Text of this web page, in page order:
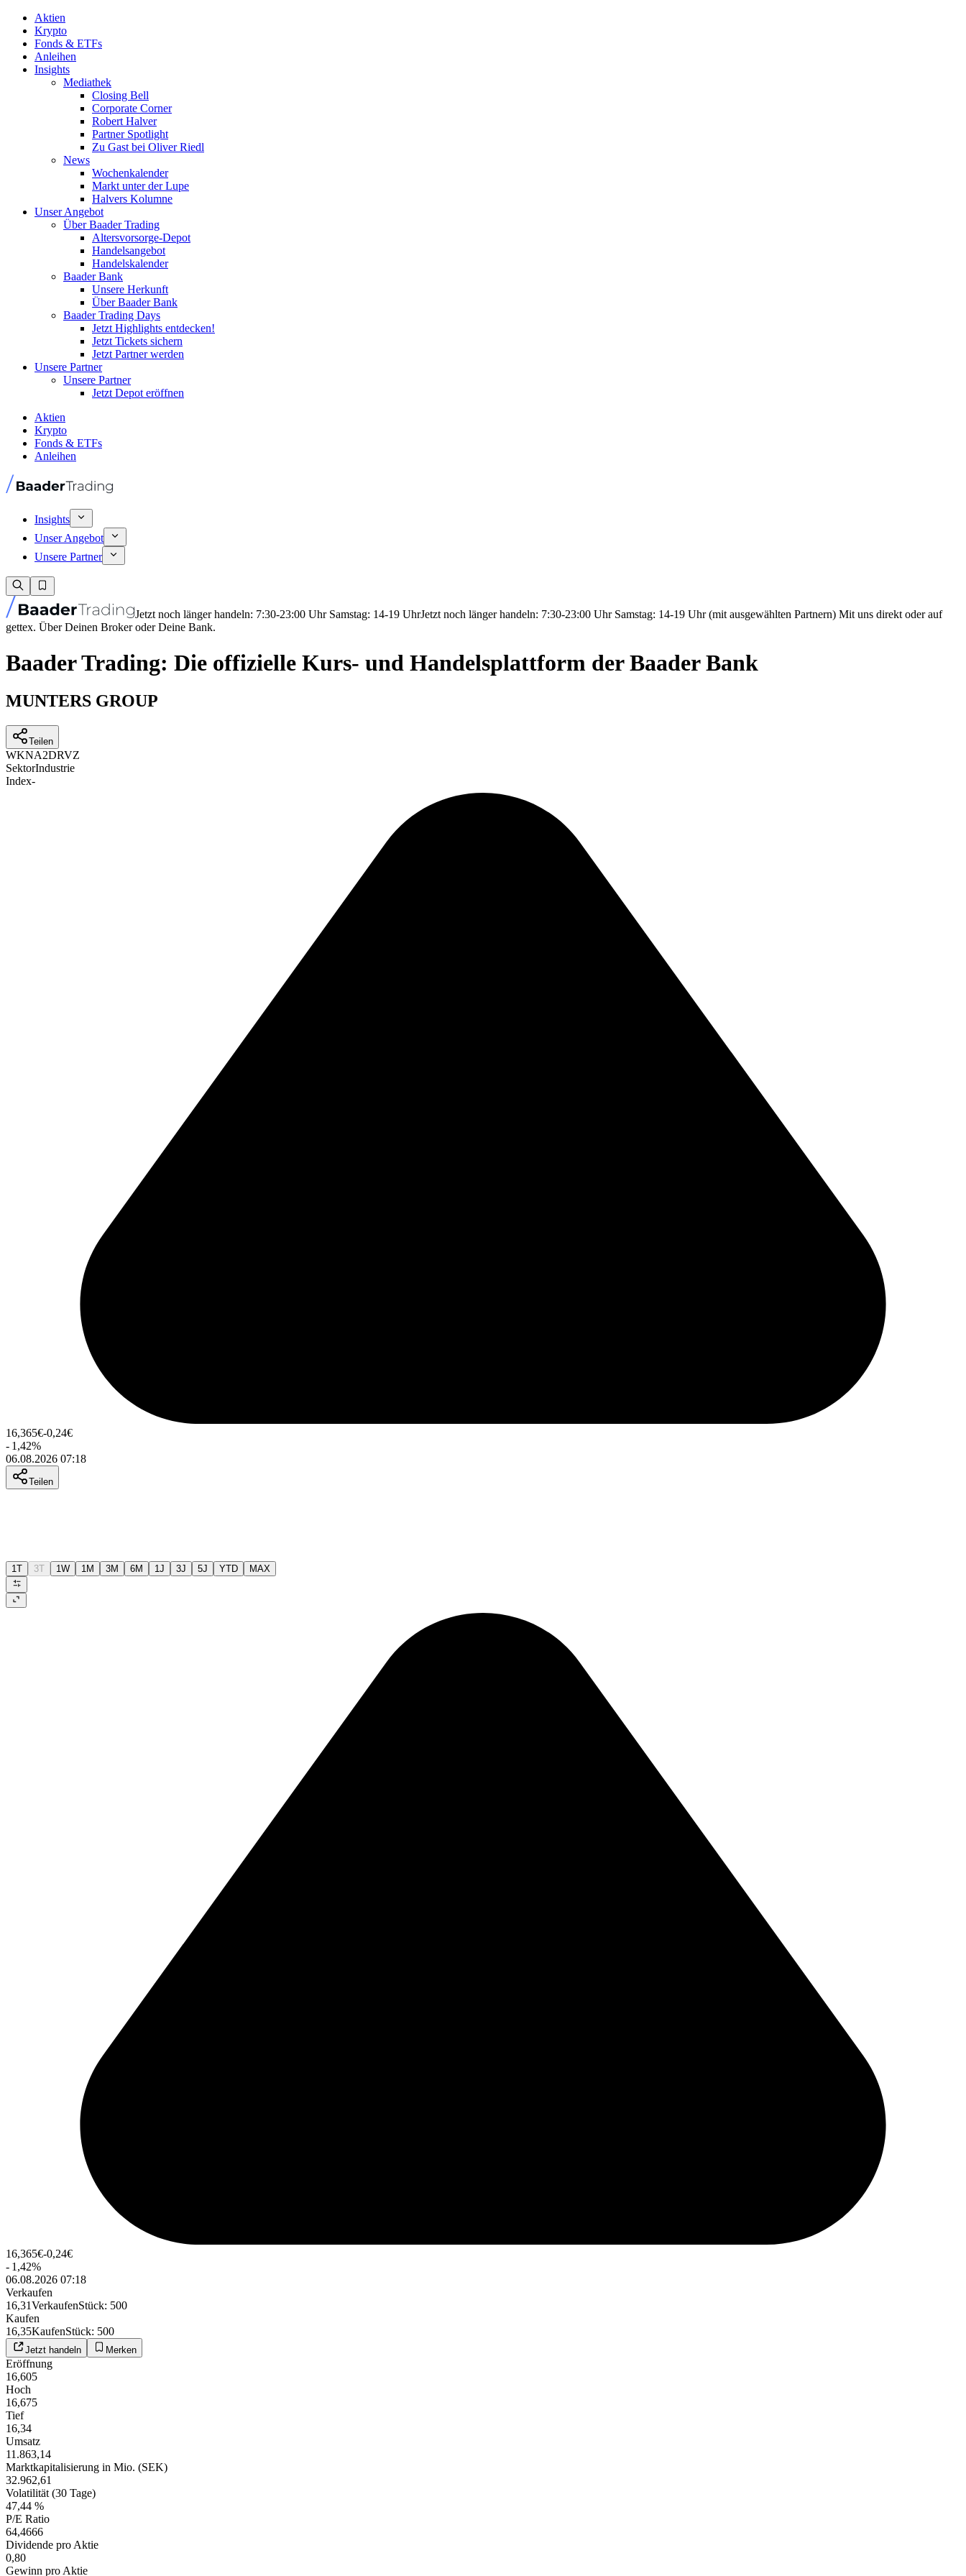
Aktien
Krypto
Fonds & ETFs
Anleihen
Insights
Mediathek
Closing Bell
Corporate Corner
Robert Halver
Partner Spotlight
Zu Gast bei Oliver Riedl
News
Wochenkalender
Markt unter der Lupe
Halvers Kolumne
Unser Angebot
Über Baader Trading
Altersvorsorge-Depot
Handelsangebot
Handelskalender
Baader Bank
Unsere Herkunft
Über Baader Bank
Baader Trading Days
Jetzt Highlights entdecken!
Jetzt Tickets sichern
Jetzt Partner werden
Unsere Partner
Unsere Partner
Jetzt Depot eröffnen
Aktien
Krypto
Fonds & ETFs
Anleihen
Insights
Unser Angebot
Unsere Partner
Jetzt noch länger handeln: 7:30-23:00 Uhr Samstag: 14-19 UhrJetzt noch länger handeln: 7:30-23:00 Uhr Samstag: 14-19 Uhr (mit ausgewählten Partnern) Mit uns direkt oder auf
gettex. Über Deinen Broker oder Deine Bank.
Baader Trading: Die offizielle Kurs- und Handelsplattform der Baader Bank
MUNTERS GROUP
Teilen
WKNA2DRVZ
SektorIndustrie
Index-
16,365€-0,24€
- 1,42%
06.08.2026 07:18
Teilen
1T 3T 1W 1M 3M 6M 1J 3J 5J YTD MAX
16,365€-0,24€
- 1,42%
06.08.2026 07:18
Verkaufen
16,31VerkaufenStück: 500
Kaufen
16,35KaufenStück: 500
Jetzt handeln Merken
Eröffnung
16,605
Hoch
16,675
Tief
16,34
Umsatz
11.863,14
Marktkapitalisierung in Mio. (SEK)
32.962,61
Volatilität (30 Tage)
47,44 %
P/E Ratio
64,4666
Dividende pro Aktie
0,80
Gewinn pro Aktie